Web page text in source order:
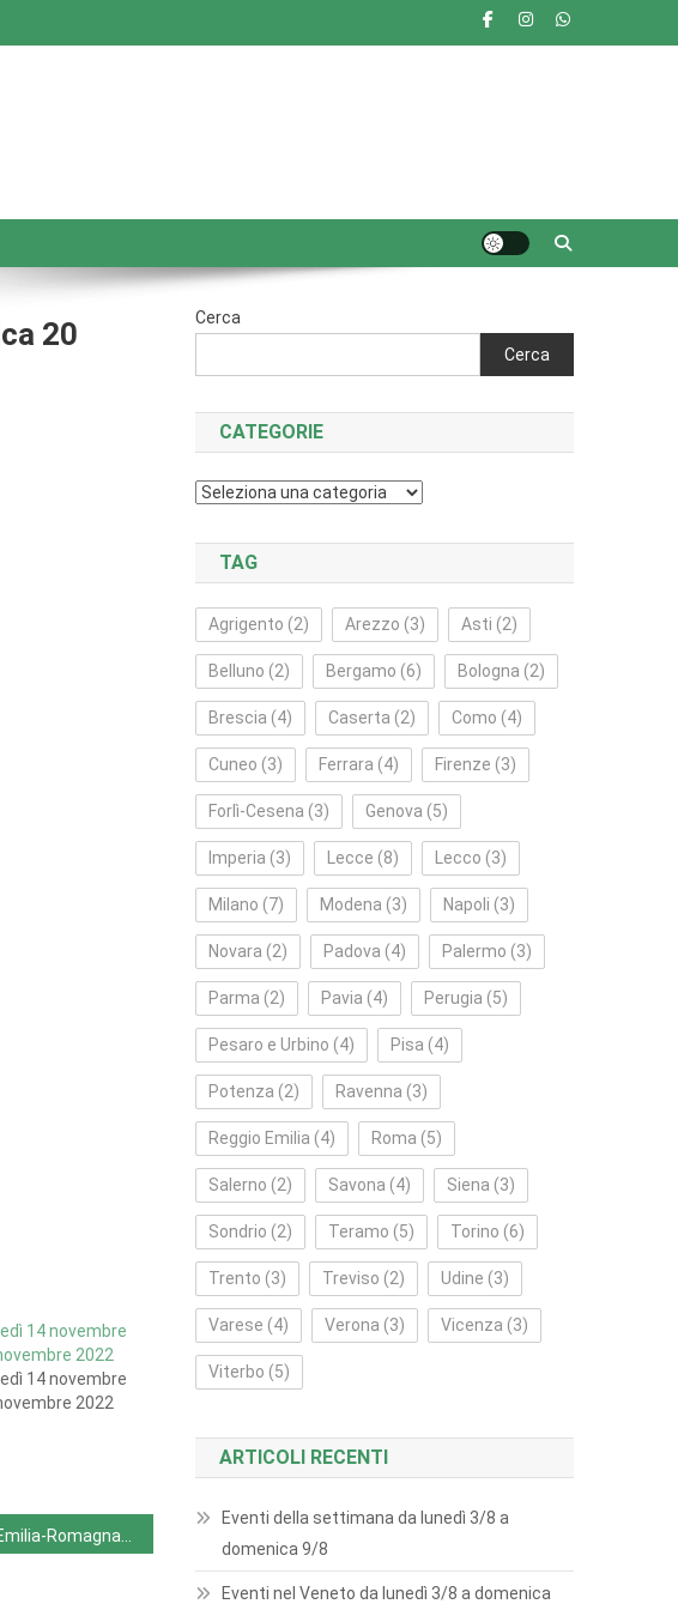
20
14 novembre
2022
14 novembre
2022
Cerca
Cerca
CATEGORIE
Categorie
TAG
Agrigento (2) Arezzo (3) Asti (2)
Belluno (2) Bergamo (6) Bologna (2)
Brescia (4) Caserta (2) Como (4)
Cuneo (3) Ferrara (4) Firenze (3)
Forlì‑Cesena (3) Genova (5)
Imperia (3) Lecce (8) Lecco (3)
Milano (7) Modena (3) Napoli (3)
Novara (2) Padova (4) Palermo (3)
Parma (2) Pavia (4) Perugia (5)
Pesaro e Urbino (4) Pisa (4)
Potenza (2) Ravenna (3)
Reggio Emilia (4) Roma (5)
Salerno (2) Savona (4) Siena (3)
Sondrio (2) Teramo (5) Torino (6)
Trento (3) Treviso (2) Udine (3)
Varese (4) Verona (3) Vicenza (3)
Viterbo (5)
ARTICOLI RECENTI
Eventi della settimana da lunedì 3/8 a
domenica 9/8
Eventi nel Veneto da lunedì 3/8 a domenica